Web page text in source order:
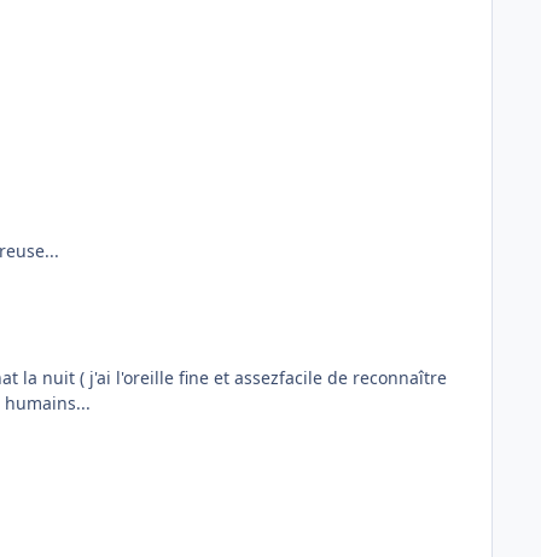
la nuit ( j'ai l'oreille fine et assezfacile de reconnaître